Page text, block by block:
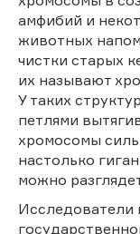
амфибий и
животных
чистки старых
их называют
У таких
петлями
хромосомы
настолько
можно
Исследователи